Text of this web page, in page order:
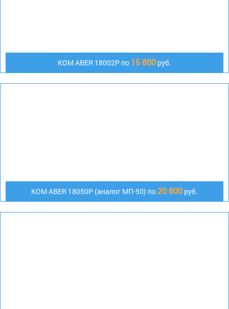
KOM ABER 18002P по 15 800 руб.
KOM ABER 18050P (аналог МП-50) по20 800 руб.